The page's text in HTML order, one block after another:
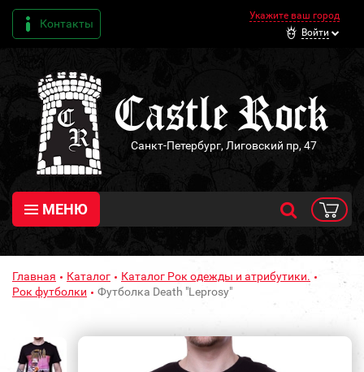
Контакты
Укажите ваш город
Войти
Санкт-Петербург, Лиговский пр, 47
МЕНЮ
Главная Каталог
Каталог Рок одежды и атрибутики.
Рок футболки
Футболка Death "Leprosy"